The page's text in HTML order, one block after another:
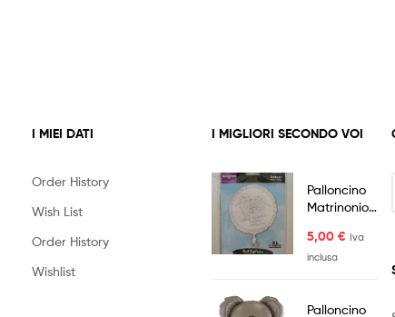
I MIEI DATI
Order History
Wish List
Order History
Wishlist
I MIGLIORI SECONDO VOI
Palloncino
Matrinonio
Wishes
Bianco
5,00€
Iva
inclusa
Palloncino